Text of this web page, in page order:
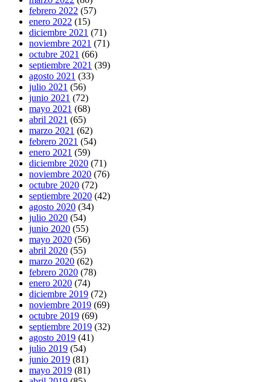
febrero 2022 (57)
enero 2022 (15)
diciembre 2021 (71)
noviembre 2021 (71)
octubre 2021 (66)
septiembre 2021 (39)
agosto 2021 (33)
julio 2021 (56)
junio 2021 (72)
mayo 2021 (68)
abril 2021 (65)
marzo 2021 (62)
febrero 2021 (54)
enero 2021 (59)
diciembre 2020 (71)
noviembre 2020 (76)
octubre 2020 (72)
septiembre 2020 (42)
agosto 2020 (34)
julio 2020 (54)
junio 2020 (55)
mayo 2020 (56)
abril 2020 (55)
marzo 2020 (62)
febrero 2020 (78)
enero 2020 (74)
diciembre 2019 (72)
noviembre 2019 (69)
octubre 2019 (69)
septiembre 2019 (32)
agosto 2019 (41)
julio 2019 (54)
junio 2019 (81)
mayo 2019 (81)